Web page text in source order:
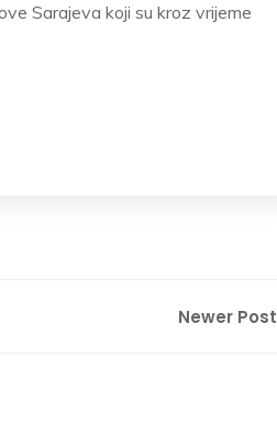
Sarajeva koji su kroz vrijeme
Newer Post